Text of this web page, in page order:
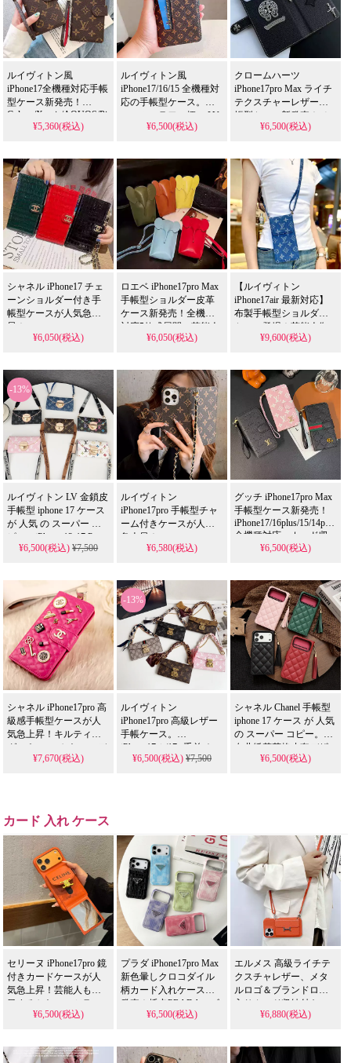
ースとしても使える優
れもの！
ルイヴィトン風
iPhone17全機種対応手帳
型ケース新発売！
Galaxy/Xperia/AQUOS/Pixel
全機種対応、女性向け
用する人気アイテム、
耐衝撃＆防水の多機能
仕様。かわいいスタイ
ルが流行り、iPhone17ケ
ースとして格安で手に
入る。
iPhone16pro/15promaxケ
ースとしても使える優
¥5,360(税込)
ルイヴィトン風
iPhone17/16/15 全機種対
応の手帳型ケース。ス
モールフラワー柄に LV
風ロゴがデザインさ
います。ソニー Xperia 5
V/10 V/1 V Gaming
Edition/1 V にも対応
¥6,500(税込)
クロームハーツ
iPhone17pro Max ライチ
テクスチャーレザー手
帳型ケース新発売！メ
タルロゴ＆ブランドロ
愛用する人気アイテ
ム、耐衝撃＆防水の多
機能。かわいいデザイ
ンが流行りのスタイ
ル、iPhone17ケースとし
て格安で手に入る。
iPhone16pro/15promaxケ
ースとしても使える優
¥6,500(税込)
シャネル iPhone17 チェ
ーンショルダー付き手
帳型ケースが人気急上
昇！
AQUOS/Galaxy/Xperia/Huawei/Pixel
能人も注目するかわい
いデザイン、耐衝撃＆
防水機能で実用性抜
群。iPhone17ケースとし
て使える格安価格、
iPhone16pro/15promaxケ
ースとしてもおすすめ
の多機能アイテム！
¥6,050(税込)
ロエベ iPhone17pro Max
手帳型ショルダー皮革
ケース新発売！全機種
対応5款式展開、芸能人
も愛用する人気アイテ
ザインが流行りのスタ
イル。iPhone17ケースと
して格安で手に入り、
iPhone16pro/15promaxケ
ースとしても使える優
れもの！
¥6,050(税込)
【ルイヴィトン
iPhone17air 最新対応】
布製手帳型ショルダー
ケース登場！芸能人御
用達のラグジュアリー
いくて多機能な布地デ
ザインが今流行り、
iPhone17ケースを格安で
ゲット。
iPhone16pro/15promaxケ
ースとしても活躍間違
いなし！
¥9,600(税込)
-13%
ルイヴィトン LV 金鎖皮
手帳型 iphone 17 ケース
が 人気 の スーパー コ
ピー。iPhone 12-17 Pro
Max & Samsung S23-S25
巧に再現。偽物 ながら
レザー素材の紙幣・小
銭収納機能付きケース
を 格安 で提供し、芸能
人 スタイルを手軽に取
り入れられます。
¥6,500(税込)¥7,500
ルイヴィトン
iPhone17pro 手帳型チャ
ーム付きケースが人気
急上昇！
iPhone17/16/15/14plus対
注目するかわいいデザ
イン、耐衝撃＆防水機
能で実用性抜群。
iPhone17ケースとして使
える格安価格、
iPhone16pro/15promaxケ
ースとしてもおすすめ
の多機能アイテム！
¥6,580(税込)
グッチ iPhone17pro Max
手帳型ケース新発売！
iPhone17/16plus/15/14pro/13/
全機種対応、カード収
納付き男女兼用。芸能
多機能仕様。かわいい
デザインが流行りのス
タイル、iPhone17ケース
として格安で手に入
る。
iPhone16pro/15promaxケ
ースとしても使える優
れもの！
¥6,500(税込)
シャネル iPhone17pro 高
級感手帳型ケースが人
気急上昇！キルティン
グ×パールのかわいいデ
ザイン、カード収納付
で実用性抜群。iPhone17
ケースとして使える格
安価格、
iPhone16pro/15promaxケ
ースとしてもおすすめ
の多機能アイテム！
¥7,670(税込)
-13%
ルイヴィトン
iPhone17pro 高級レザー
手帳ケース。
iPhone17air/17e 手首チェ
ーン付き落下防止。
撃・防水。かわいい・
格安。おすすめiPhone17
ケース / 17プロプラスケ
ース。Galaxy S26/S25対
応。
¥6,500(税込)¥7,500
シャネル Chanel 手帳型
iphone 17 ケース が 人気
の スーパー コピー。香
奈儿绣花菱格皮套デザ
インでiPhone 11-17 Pro
イルを手軽に取り入れ
られます。
¥6,500(税込)
カード 入れ ケース
セリーヌ iPhone17pro 鏡
付きカードケースが人
気急上昇！芸能人も注
目するかわいいミラー
デザイン、耐衝撃＆防
える格安価格、
¥6,500(税込)
プラダ iPhone17pro Max
新色暈しクロコダイル
柄カード入れケース新
発売！插卡PRADAロゴ
入り皮革素材、芸能人
機能仕様、かわいいデ
¥6,500(税込)
エルメス 高級ライチテ
クスチャレザー、メタ
ルロゴ＆ブランドロゴ
入りカード収納付き。
ショルダー斜めがけ対
衝撃＆防水機能で実用
¥6,880(税込)